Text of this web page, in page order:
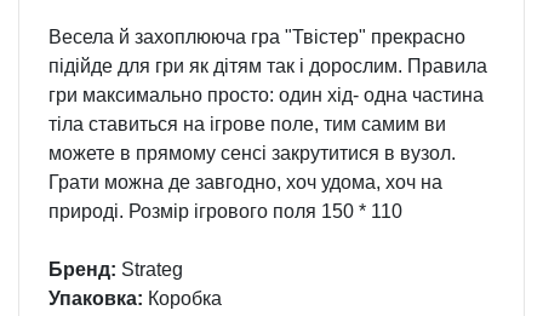
Весела й захоплююча гра "Твістер" прекрасно
підійде для гри як дітям так і дорослим. Правила
гри максимально просто: один хід- одна частина
тіла ставиться на ігрове поле, тим самим ви
можете в прямому сенсі закрутитися в вузол.
Грати можна де завгодно, хоч удома, хоч на
природі. Розмір ігрового поля 150 * 110
Бренд: Strateg
Упаковка: Коробка